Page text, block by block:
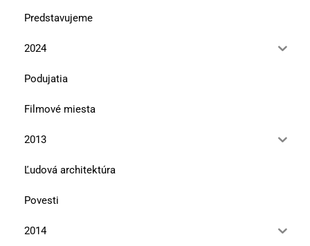
Predstavujeme
2024
Podujatia
Filmové miesta
2013
Ľudová architektúra
Povesti
2014